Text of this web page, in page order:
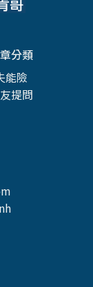
分類
能險
提問